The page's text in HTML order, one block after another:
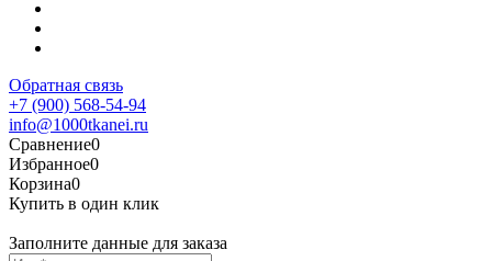
Обратная связь
+7 (900) 568-54-94
info@1000tkanei.ru
Сравнение0
Избранное0
Корзина0
Купить в один клик
Заполните данные для заказа